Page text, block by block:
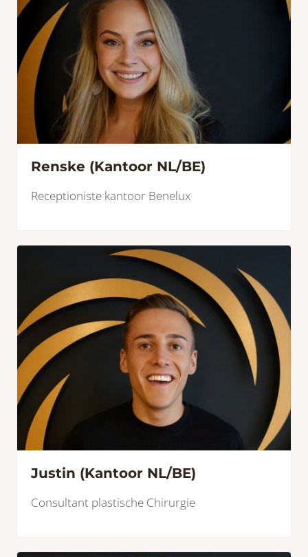
Renske (Kantoor NL/BE)
Receptioniste kantoor Benelux
Justin (Kantoor NL/BE)
Consultant plastische Chirurgie